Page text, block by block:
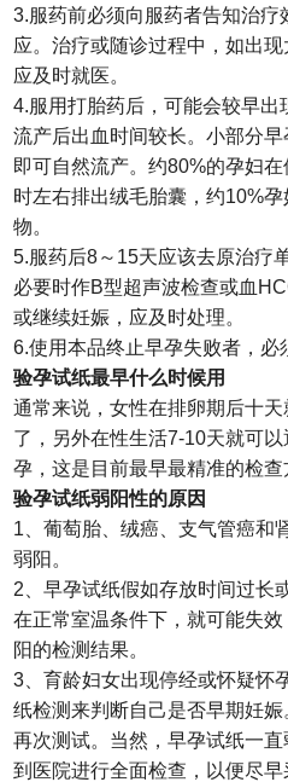
3.服药前必须向服药者告知治疗
应。治疗或随诊过程中，如出现
应及时就医。
4.服用打胎药后，可能会较早
流产后出血时间较长。小部分早
即可自然流产。约80%的孕妇
时左右排出绒毛胎囊，约10%
物。
5.服药后8～15天应该去原治疗
必要时作B型超声波检查或血
或继续妊娠，应及时处理。
6.使用本品终止早孕失败者，必
验孕试纸最早什么时候用
通常来说，女性在排卵期后十
了，另外在性生活7-10天就可
孕，这是目前最早最精准的检查
验孕试纸弱阳性的原因
1、葡萄胎、绒癌、支气管癌和
弱阳。
2、早孕试纸假如存放时间过长
在正常室温条件下，就可能失
阳的检测结果。
3、育龄妇女出现停经或怀疑怀
纸检测来判断自己是否早期妊
再次测试。当然，早孕试纸一
到医院进行全面检查，以便尽早